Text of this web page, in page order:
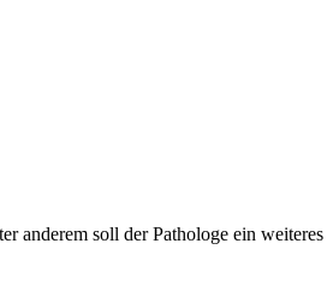
anderem soll der Pathologe ein weiteres